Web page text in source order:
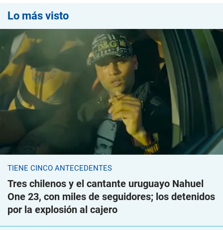
Lo más visto
TIENE CINCO ANTECEDENTES
Tres chilenos y el cantante uruguayo Nahuel
One 23, con miles de seguidores; los detenidos
por la explosión al cajero